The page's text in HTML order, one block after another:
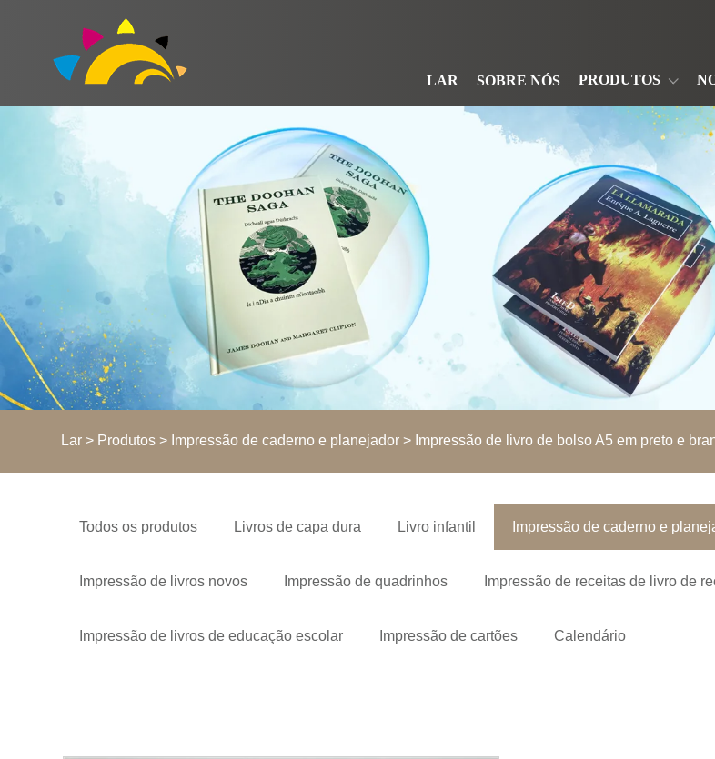
LAR SOBRE NÓS PRODUTOS
Lar > Produtos > Impressão de caderno e planejador > Impressão de livro de bolso A5 em preto e
Todos os produtos Livros de capa dura Livro infantil Impressão de caderno e
Impressão de livros novos Impressão de quadrinhos Impressão de receitas de livro de
Impressão de livros de educação escolar Impressão de cartões Calendário